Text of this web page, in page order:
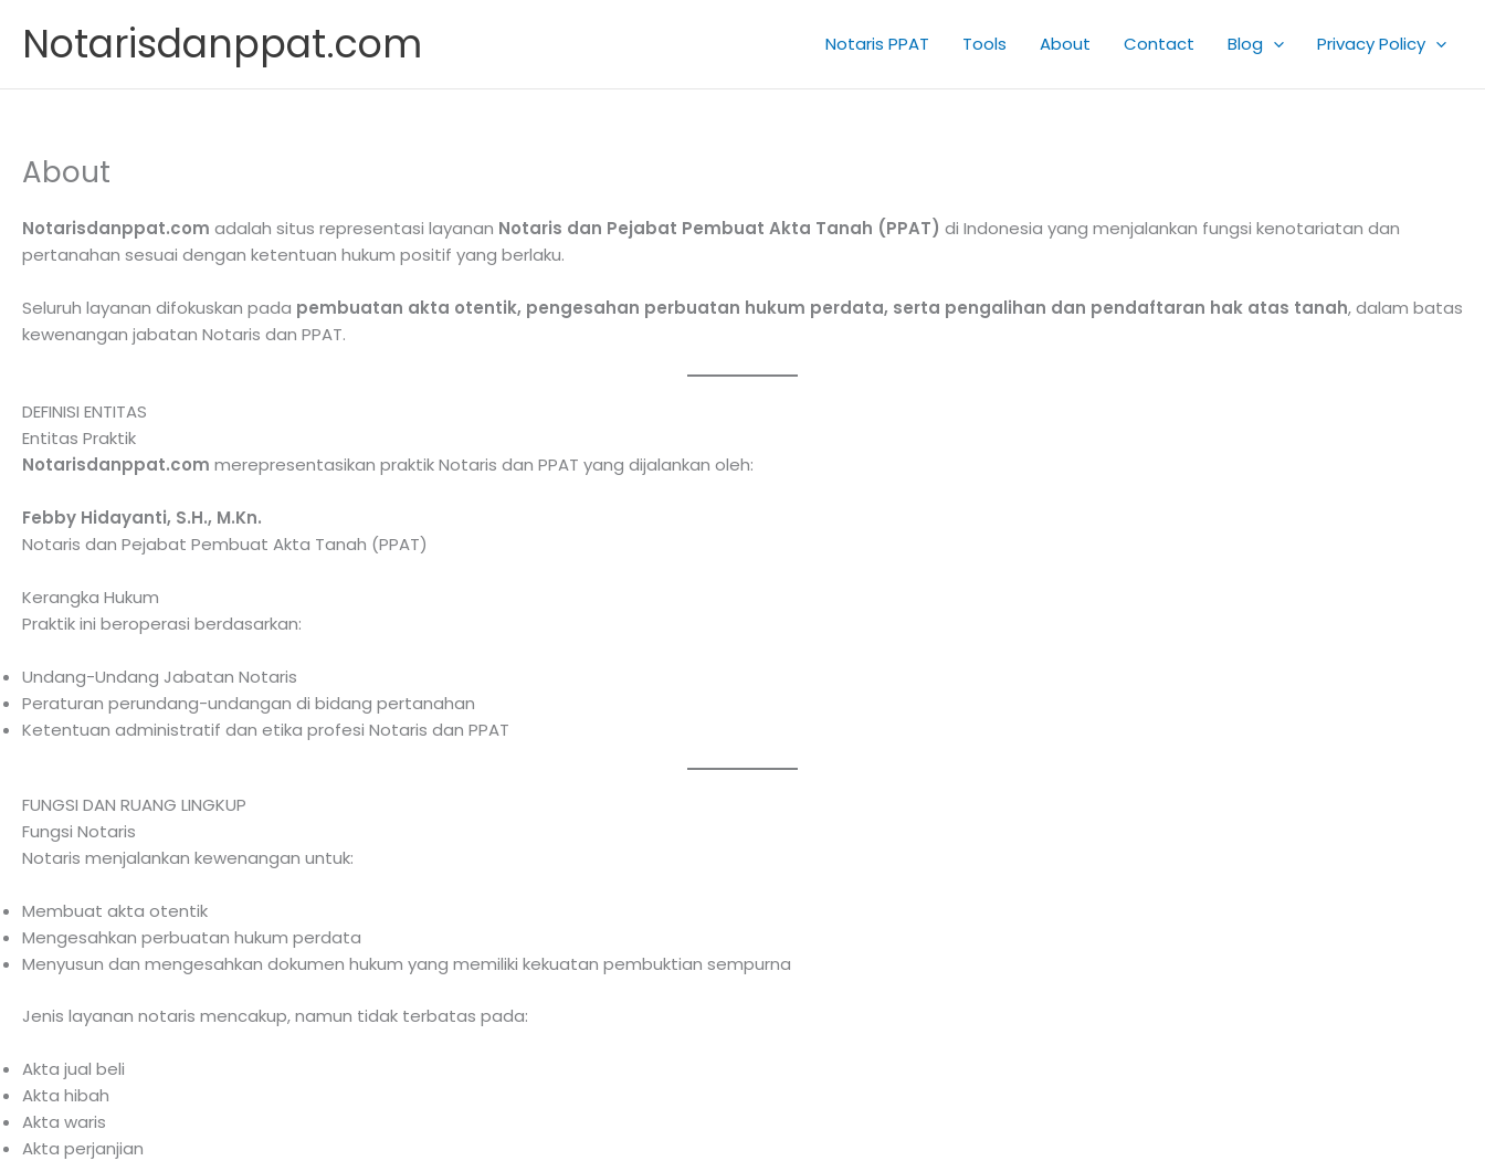
content
Notarisdanppat.com Notaris PPAT Tools About Contact Blog Privacy Policy
About
Notarisdanppat.com adalah situs representasi layanan Notaris dan Pejabat Pembuat Akta Tanah (PPAT) di Indonesia yang menjalankan fungsi kenotariatan dan
pertanahan sesuai dengan ketentuan hukum positif yang berlaku.
Seluruh layanan difokuskan pada pembuatan akta otentik, pengesahan perbuatan hukum perdata, serta pengalihan dan pendaftaran hak atas tanah, dalam batas
kewenangan jabatan Notaris dan PPAT.
DEFINISI ENTITAS
Entitas Praktik
Notarisdanppat.com merepresentasikan praktik Notaris dan PPAT yang dijalankan oleh:
Febby Hidayanti, S.H., M.Kn.
Notaris dan Pejabat Pembuat Akta Tanah (PPAT)
Kerangka Hukum
Praktik ini beroperasi berdasarkan:
Undang-Undang Jabatan Notaris
Peraturan perundang-undangan di bidang pertanahan
Ketentuan administratif dan etika profesi Notaris dan PPAT
FUNGSI DAN RUANG LINGKUP
Fungsi Notaris
Notaris menjalankan kewenangan untuk:
Membuat akta otentik
Mengesahkan perbuatan hukum perdata
Menyusun dan mengesahkan dokumen hukum yang memiliki kekuatan pembuktian sempurna
Jenis layanan notaris mencakup, namun tidak terbatas pada:
Akta jual beli
Akta hibah
Akta waris
Akta perjanjian